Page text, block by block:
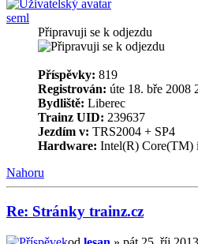
seml
Připravuji se k odjezdu
Příspěvky: 819
Registrován: úte 18. bře 2008
Bydliště: Liberec
Trainz UID: 239637
Jezdím v: TRS2004 + SP4
Hardware: Intel(R) Core(TM)
Nahoru
Re: Stránky trainz.cz